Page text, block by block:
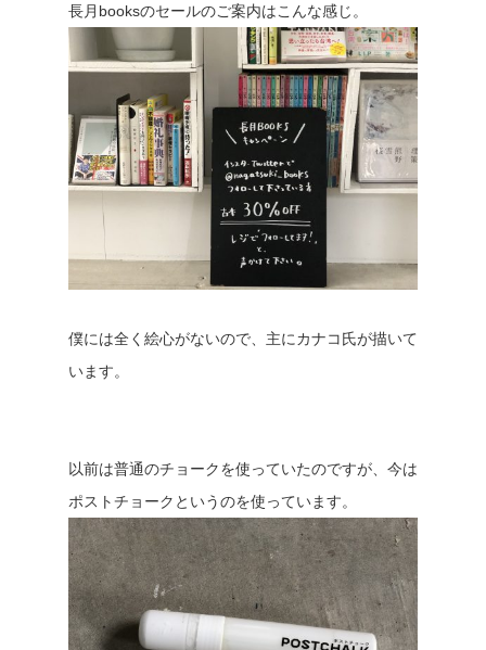
長月booksのセールのご案内はこんな感じ。
僕には全く絵心がないので、主にカナコ氏が描いて
います。
以前は普通のチョークを使っていたのですが、今は
ポストチョークというのを使っています。